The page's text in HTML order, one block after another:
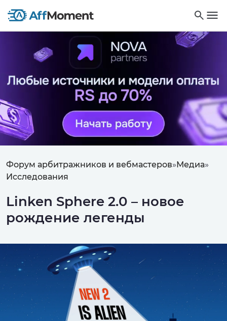
Форум арбитражников и вебмастеров»Медиа»
Исследования
Linken Sphere 2.0 – новое
рождение легенды